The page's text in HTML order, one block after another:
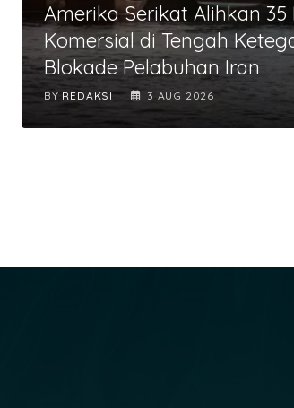
Amerika Serikat Alihkan 35
Komersial di Tengah
Blokade Pelabuhan Iran
BY REDAKSI 3 AUG 2026